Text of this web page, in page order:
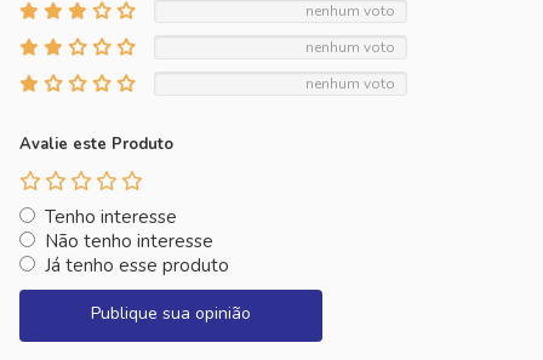
nenhum voto
nenhum voto
nenhum voto
Avalie este Produto
Tenho interesse
Não tenho interesse
Já tenho esse produto
Publique sua opinião